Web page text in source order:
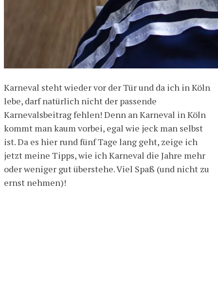
Karneval steht wieder vor der Tür und da ich in Köln
lebe, darf natürlich nicht der passende
Karnevalsbeitrag fehlen! Denn an Karneval in Köln
kommt man kaum vorbei, egal wie jeck man selbst
ist. Da es hier rund fünf Tage lang geht, zeige ich
jetzt meine Tipps, wie ich Karneval die Jahre mehr
oder weniger gut überstehe. Viel Spaß (und nicht zu
ernst nehmen)!